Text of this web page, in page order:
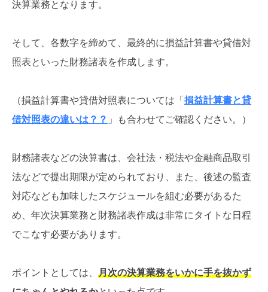
決算業務となります。
そして、各数字を締めて、最終的に損益計算書や貸借対
照表といった財務諸表を作成します。
（損益計算書や貸借対照表については「 損益計算書と貸
借対照表の違いは？？ 」も合わせてご確認ください。）
財務諸表などの決算書は、会社法・税法や金融商品取引
法などで提出期限が定められており、また、後述の監査
対応なども加味したスケジュールを組む必要があるた
め、年次決算業務と財務諸表作成は非常にタイトな日程
でこなす必要があります。
ポイントとしては、 月次の決算業務をいかに手を抜かず